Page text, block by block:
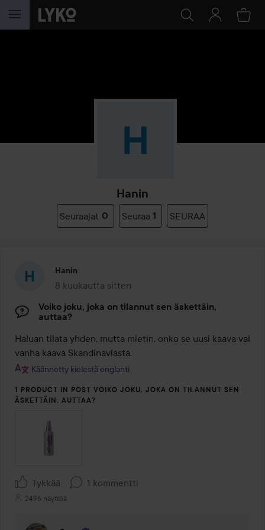
SIIRTYÄ JHK SISÄLTÖÖN
Hanin
Seuraajat 0 Seuraa 1 SEURAA
Hanin
8 kuukautta sitten
Viesti luotiin 8 kuukautta sitten
Voiko joku, joka on tilannut sen äskettäin,
auttaa?
Haluan tilata yhden, mutta mietin, onko se uusi kaava vai
vanha kaava Skandinaviasta.
Käännetty kielestä englanti
1 PRODUCT IN POST VOIKO JOKU, JOKA ON TILANNUT SEN
ÄSKETTÄIN, AUTTAA?
Tykkää 1 kommentti
2496 näyttöä